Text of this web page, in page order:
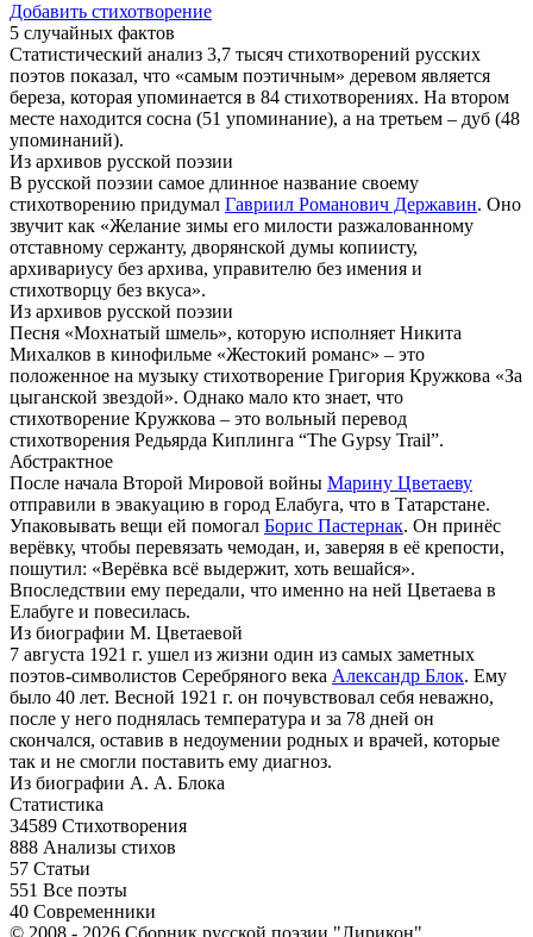
Добавить стихотворение
5 случайных фактов
Статистический анализ 3,7 тысяч стихотворений русских
поэтов показал, что «самым поэтичным» деревом является
береза, которая упоминается в 84 стихотворениях. На втором
месте находится сосна (51 упоминание), а на третьем – дуб (48
упоминаний).
Из архивов русской поэзии
В русской поэзии самое длинное название своему
стихотворению придумал Гавриил Романович Державин. Оно
звучит как «Желание зимы его милости разжалованному
отставному сержанту, дворянской думы копиисту,
архивариусу без архива, управителю без имения и
стихотворцу без вкуса».
Из архивов русской поэзии
Песня «Мохнатый шмель», которую исполняет Никита
Михалков в кинофильме «Жестокий романс» – это
положенное на музыку стихотворение Григория Кружкова «За
цыганской звездой». Однако мало кто знает, что
стихотворение Кружкова – это вольный перевод
стихотворения Редьярда Киплинга “The Gypsy Trail”.
Абстрактное
После начала Второй Мировой войны Марину Цветаеву
отправили в эвакуацию в город Елабуга, что в Татарстане.
Упаковывать вещи ей помогал Борис Пастернак. Он принёс
верёвку, чтобы перевязать чемодан, и, заверяя в её крепости,
пошутил: «Верёвка всё выдержит, хоть вешайся».
Впоследствии ему передали, что именно на ней Цветаева в
Елабуге и повесилась.
Из биографии М. Цветаевой
7 августа 1921 г. ушел из жизни один из самых заметных
поэтов-символистов Серебряного века Александр Блок. Ему
было 40 лет. Весной 1921 г. он почувствовал себя неважно,
после у него поднялась температура и за 78 дней он
скончался, оставив в недоумении родных и врачей, которые
так и не смогли поставить ему диагноз.
Из биографии А. А. Блока
Статистика
34589 Стихотворения
888 Анализы стихов
57 Статьи
551 Все поэты
40 Современники